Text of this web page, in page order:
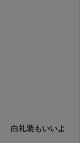
白礼装もいいよ